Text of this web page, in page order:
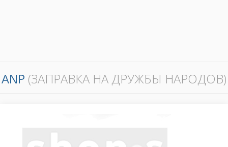
ANP (ЗАПРАВКА НА ДРУЖБЫ НАРОДОВ)